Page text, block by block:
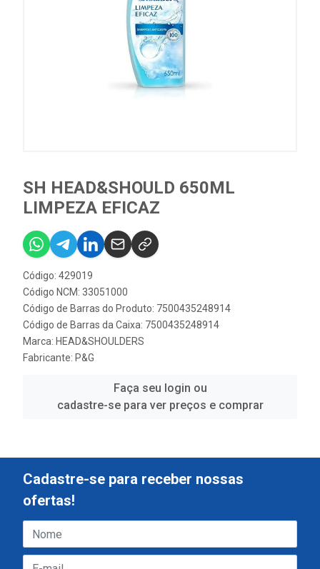
SH HEAD&SHOULD 650ML
LIMPEZA EFICAZ
Código: 429019
Código NCM: 33051000
Código de Barras do Produto: 7500435248914
Código de Barras da Caixa: 7500435248914
Marca: HEAD&SHOULDERS
Fabricante: P&G
Faça seu login ou
cadastre-se para ver preços e comprar
Cadastre-se para receber nossas
ofertas!